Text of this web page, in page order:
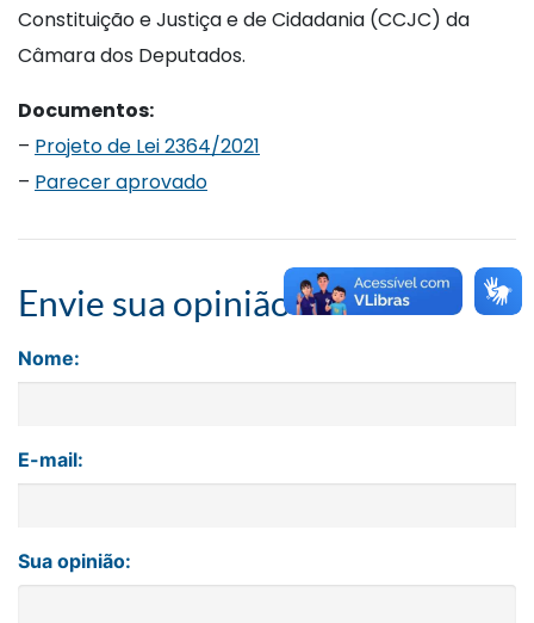
Constituição e Justiça e de Cidadania (CCJC) da
Câmara dos Deputados.
Documentos:
– Projeto de Lei 2364/2021
– Parecer aprovado
Envie sua opinião
Nome:
E-mail:
Sua opinião: